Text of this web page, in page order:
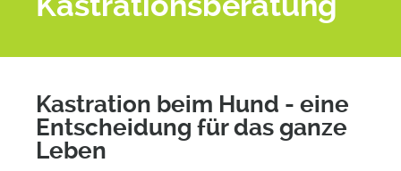
Kastration beim Hund - eine
Entscheidung für das ganze
Leben